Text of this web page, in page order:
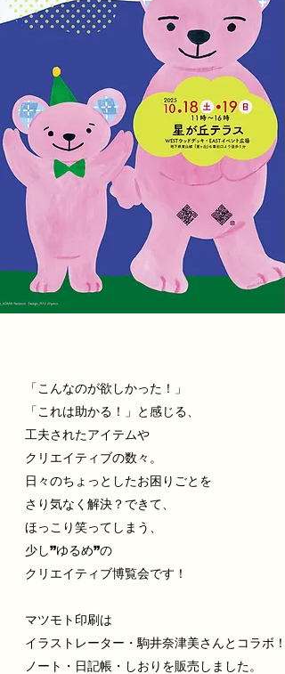
「こんなのが欲しかった！」
「これは助かる！」と感じる、
工夫されたアイテムや
クリエイティブの数々。
​日々のちょっとしたお困りごとを
さり気なく解決？できて、
ほっこり笑ってしまう、
少し”ゆるめ”の
クリエイティブ博覧会です！
​マツモト印刷は
イラストレーター・駒井奈津美さんとコラボ！
​ノート・日記帳・しおりを販売しました。